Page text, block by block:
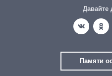
Давайте
Памяти